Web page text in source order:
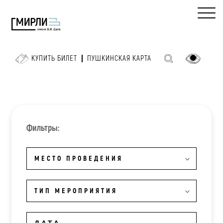
КУПИТЬ БИЛЕТ ПУШКИНСКАЯ КАРТА
Фильтры:
МЕСТО ПРОВЕДЕНИЯ
ТИП МЕРОПРИЯТИЯ